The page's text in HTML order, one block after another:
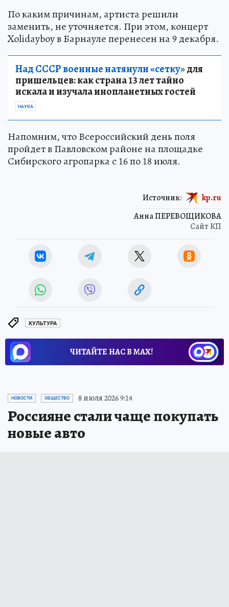
По каким причинам, артиста решили
заменить, не уточняется. При этом, концерт
Xolidayboy в Барнауле перенесен на 9 декабря.
Над СССР военные натянули «сетку»для
пришельцев: как страна 13 лет тайно
искала и изучала инопланетных гостей
НАУКА
Напомним, что Всероссийский день поля
пройдет в Павловском районе на площадке
Сибирского агропарка с 16 по 18 июля.
Анна ПЕРЕВОЩИКОВА
Сайт КП
Источник: kp.ru
КУЛЬТУРА
ЧИТАЙТЕ НАС В МАХ!
НОВОСТИ ОБЩЕСТВО 8 июля 2026 9:14
Россияне стали чаще покупать
новые авто